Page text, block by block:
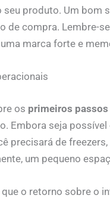
produto. Um bom
de compra. Lembre-
marca forte e
os primeiros
Embora seja
precisará de
um pequeno
o retorno sobre o